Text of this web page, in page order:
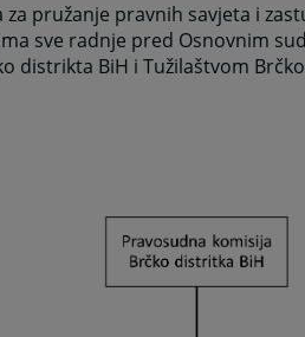
pružanje pravnih savjeta i
sve radnje pred Osnovnim
distrikta BiH i Tužilaštvom